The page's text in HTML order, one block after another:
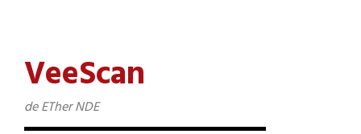
VeeScan
de ETher NDE